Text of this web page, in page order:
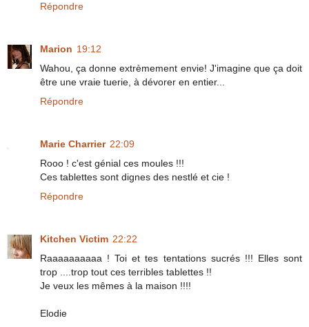
Répondre
Marion 19:12
Wahou, ça donne extrèmement envie! J'imagine que ça doit
être une vraie tuerie, à dévorer en entier...
Répondre
Marie Charrier 22:09
Rooo ! c'est génial ces moules !!!
Ces tablettes sont dignes des nestlé et cie !
Répondre
Kitchen Victim 22:22
Raaaaaaaaaa ! Toi et tes tentations sucrés !!! Elles sont
trop ....trop tout ces terribles tablettes !!
Je veux les mêmes à la maison !!!!
Elodie